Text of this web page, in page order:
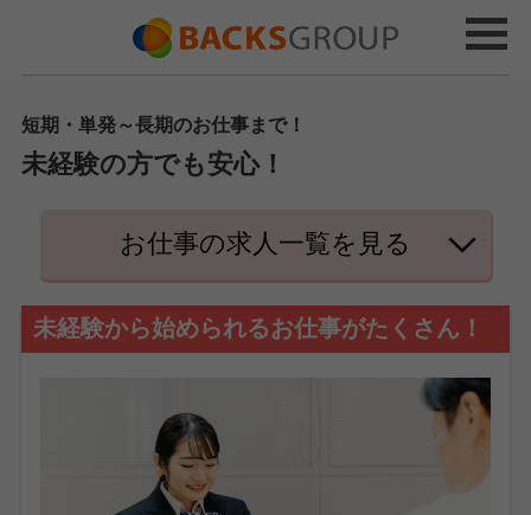
短期・単発～長期のお仕事まで！
未経験の方でも安心！
お仕事の求人一覧を見る
未経験から始められるお仕事がたくさん！